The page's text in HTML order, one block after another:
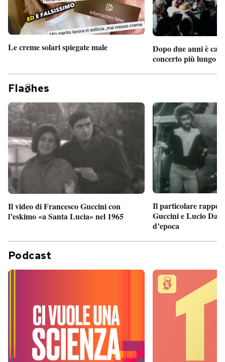
Le creme solari spiegate male
Dopo due anni è
concerto più lungo
Fla hes
Il video di Francesco Guccini con
l’eskimo «a Santa Lucia» nel 1965
Il particolare
Guccini e Lucio
d’epoca
Podcast